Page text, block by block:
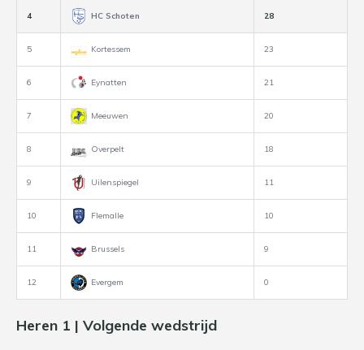
4 HC Schoten 28
5 Kortessem 23
6 Eynatten 21
7 Meeuwen 20
8 Overpelt 18
9 Uilenspiegel 11
10 Flemalle 10
11 Brussels 9
12 Evergem 0
Heren 1 | Volgende wedstrijd